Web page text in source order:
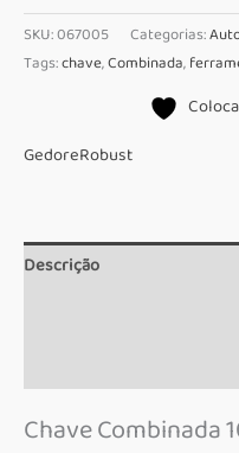
SKU:067005 Categorias:
Tags:chave,Combinada,
GedoreRobust
Descrição
Chave Combinada